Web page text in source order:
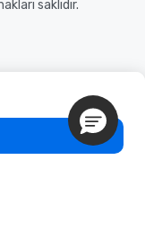
saklıdır.